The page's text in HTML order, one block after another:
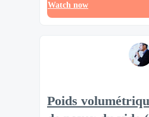
Watch now
Poids